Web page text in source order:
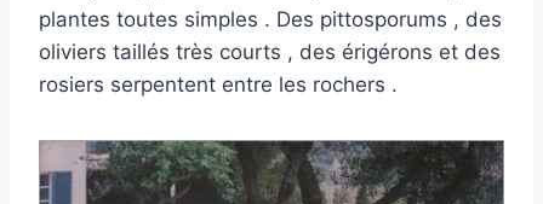
plantes toutes simples . Des pittosporums , des
oliviers taillés très courts , des érigérons et des
rosiers serpentent entre les rochers .